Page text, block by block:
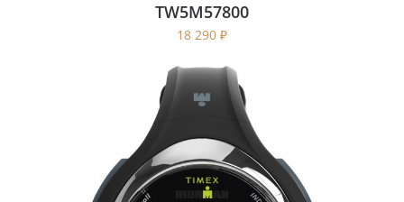
TW5M57800
18 290 ₽